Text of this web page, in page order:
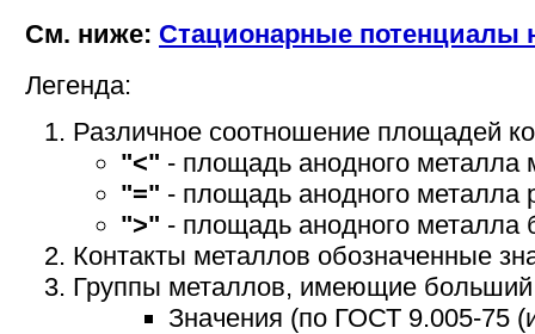
См. ниже: Стационарные потенциалы
Легенда:
Различное соотношение площадей
"<" - площадь анодного металла
"=" - площадь анодного металла
">" - площадь анодного металла
Контакты металлов обозначенные
Группы металлов, имеющие больший
Значения (по ГОСТ 9.005-75